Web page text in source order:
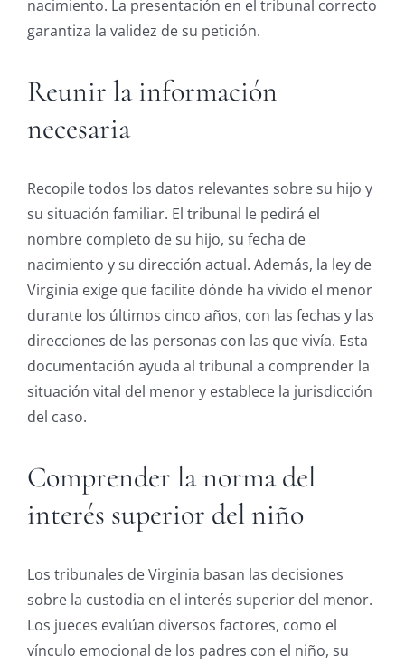
nacimiento. La presentación en el tribunal correcto
garantiza la validez de su petición.
Reunir la información
necesaria
Recopile todos los datos relevantes sobre su hijo y
su situación familiar. El tribunal le pedirá el
nombre completo de su hijo, su fecha de
nacimiento y su dirección actual. Además, la ley de
Virginia exige que facilite dónde ha vivido el menor
durante los últimos cinco años, con las fechas y las
direcciones de las personas con las que vivía. Esta
documentación ayuda al tribunal a comprender la
situación vital del menor y establece la jurisdicción
del caso.
Comprender la norma del
interés superior del niño
Los tribunales de Virginia basan las decisiones
sobre la custodia en el interés superior del menor.
Los jueces evalúan diversos factores, como el
vínculo emocional de los padres con el niño, su